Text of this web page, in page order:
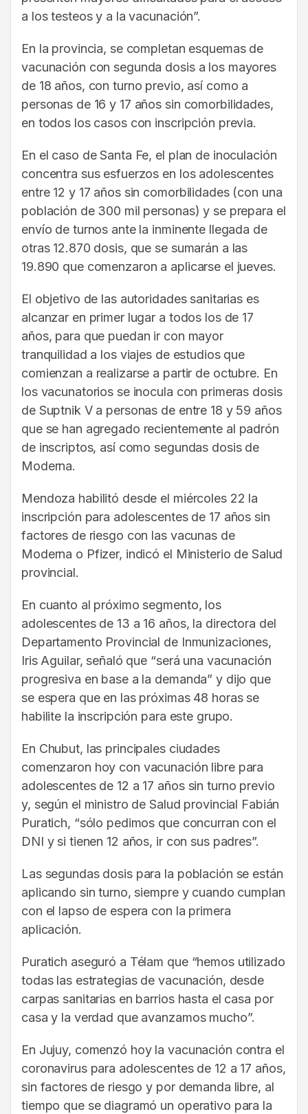
a los testeos y a la vacunación”.
En la provincia, se completan esquemas de
vacunación con segunda dosis a los mayores
de 18 años, con turno previo, así como a
personas de 16 y 17 años sin comorbilidades,
en todos los casos con inscripción previa.
En el caso de Santa Fe, el plan de inoculación
concentra sus esfuerzos en los adolescentes
entre 12 y 17 años sin comorbilidades (con una
población de 300 mil personas) y se prepara el
envío de turnos ante la inminente llegada de
otras 12.870 dosis, que se sumarán a las
19.890 que comenzaron a aplicarse el jueves.
El objetivo de las autoridades sanitarias es
alcanzar en primer lugar a todos los de 17
años, para que puedan ir con mayor
tranquilidad a los viajes de estudios que
comienzan a realizarse a partir de octubre. En
los vacunatorios se inocula con primeras dosis
de Suptnik V a personas de entre 18 y 59 años
que se han agregado recientemente al padrón
de inscriptos, así como segundas dosis de
Moderna.
Mendoza habilitó desde el miércoles 22 la
inscripción para adolescentes de 17 años sin
factores de riesgo con las vacunas de
Moderna o Pfizer, indicó el Ministerio de Salud
provincial.
En cuanto al próximo segmento, los
adolescentes de 13 a 16 años, la directora del
Departamento Provincial de Inmunizaciones,
Iris Aguilar, señaló que “será una vacunación
progresiva en base a la demanda” y dijo que
se espera que en las próximas 48 horas se
habilite la inscripción para este grupo.
En Chubut, las principales ciudades
comenzaron hoy con vacunación libre para
adolescentes de 12 a 17 años sin turno previo
y, según el ministro de Salud provincial Fabián
Puratich, “sólo pedimos que concurran con el
DNI y si tienen 12 años, ir con sus padres”.
Las segundas dosis para la población se están
aplicando sin turno, siempre y cuando cumplan
con el lapso de espera con la primera
aplicación.
Puratich aseguró a Télam que “hemos utilizado
todas las estrategias de vacunación, desde
carpas sanitarias en barrios hasta el casa por
casa y la verdad que avanzamos mucho”.
En Jujuy, comenzó hoy la vacunación contra el
coronavirus para adolescentes de 12 a 17 años,
sin factores de riesgo y por demanda libre, al
tiempo que se diagramó un operativo para la